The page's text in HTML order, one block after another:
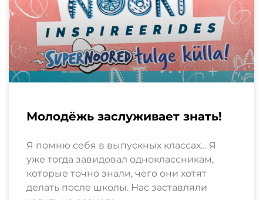
Молодёжь заслуживает знать!
Я помню себя в выпускных классах… Я
уже тогда завидовал одноклассникам,
которые точно знали, чего они хотят
делать после школы. Нас заставляли